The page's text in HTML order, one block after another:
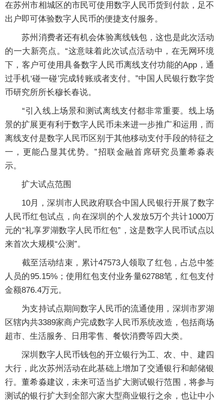
在苏州市相城区的市民可使用数字人民币货到付款，足不
出户即可体验数字人民币的便捷支付服务。
苏州消费者还有机会体验离线钱包，这也是此次活动
的一大新亮点。“这意味着此次试点活动中，在无网环境
下，客户可使用具备数字人民币离线支付功能的App，通
过手机‘碰一碰’完成转账或者支付。”中国人民银行数字货
币研究所所长穆长春说。
“引入线上场景和测试离线支付都非常重要。线上场
景的扩展更有利于数字人民币未来进一步推广和运用，而
离线支付是数字人民币区别于其他移动支付手段的特征之
一，更能凸显其优势。”招联金融首席研究员董希淼表
示。
扩大试点范围
10月，深圳市人民政府联合中国人民银行开展了数字
人民币红包试点，向在深圳的个人发放5万个共计1000万
元的“礼享罗湖数字人民币红包”，这是数字人民币试点以
来首次大规模“公测”。
截至活动结束，累计47573人领取了红包，占总中签
人员的95.15%；使用红包支付业务量62788笔，红包支付
金额876.4万元。
为支持试点期间数字人民币的流通使用，深圳市罗湖
区辖内共3389家商户完成数字人民币系统改造，包括商场
超市、生活服务、日用零售、餐饮消费等四大类。
深圳数字人民币钱包的开立银行为工、农、中、建四
大行，此次苏州活动在此基础上增加了交通银行和邮储银
行。董希淼建议，未来可适当扩大测试银行范围，将参与
测试的银行扩大到全部六家大型商业银行之余，也让中小